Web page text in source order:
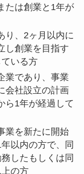
たは創業と1年が
り、2ヶ月以内に
し創業を目指す
いる方
業であり、事業
会社設立の計画
ら1年が経過して
業を新たに開始
以内の方で、同
したもしくは同
の方